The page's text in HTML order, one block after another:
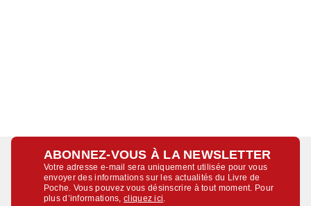
ABONNEZ-VOUS À LA NEWSLETTER
Votre adresse e-mail sera uniquement utilisée pour vous
envoyer des informations sur les actualités du Livre de
Poche. Vous pouvez vous désinscrire à tout moment. Pour
plus d’informations,cliquez ici.